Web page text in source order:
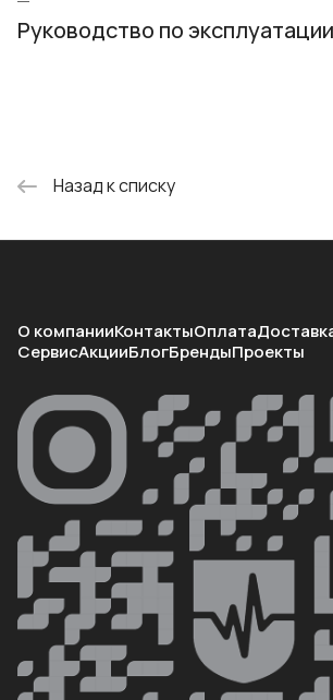
Руководство по
Назад к списку
О компанииКонтактыОплата
СервисАкцииБлогБрендыПроекты